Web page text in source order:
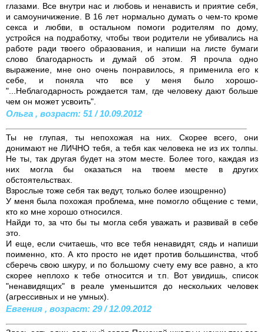
глазами. Все внутри нас и любовь и ненависть и приятие себя,
и самоуничижение. В 16 лет нормально думать о чем-то кроме
секса и любви, в остальном помоги родителям по дому,
устройся на подработку, чтобы твои родители не убивались на
работе ради твоего образования, и напиши на листе бумаги
слово благодарность и думай об этом. Я прочла одно
выражение, мне оно очень понравилось, я применила его к
себе, и поняла что все у меня было хорошо-
"...Неблагодарность рождается там, где человеку дают больше
чем он может усвоить".
Ольга , возраст: 51 / 10.09.2012
Ты не глупая, ты непохожая на них. Скорее всего, они
донимают не ЛИЧНО тебя, а тебя как человека не из их толпы.
Не ты, так другая будет на этом месте. Более того, каждая из
них могла бы оказаться на твоем месте в других
обстоятельствах.
Взрослые тоже себя так ведут, только более изощренно)
У меня была похожая проблема, мне помогло общение с теми,
кто ко мне хорошо относился.
Найди то, за что бы ты могла себя уважать и развивай в себе
это.
И еще, если считаешь, что все тебя ненавидят, сядь и напиши
поименно, кто. А кто просто не идет против большинства, чтоб
сберечь свою шкуру, и по большому счету ему все равно, а кто
скорее неплохо к тебе относится и т.п. Вот увидишь, список
"ненавидящих" в реале уменьшится до нескольких человек
(агрессивных и не умных).
Евгения , возраст: 29 / 12.09.2012